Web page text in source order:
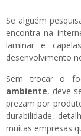
Se alguém
encontra na
laminar e
desenvolvimento
Sem trocar o
ambiente, deve-
prezam por
durabilidade,
muitas empresas